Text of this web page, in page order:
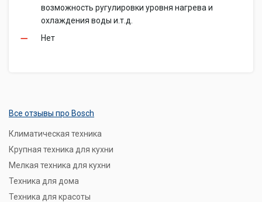
возможность ругулировки уровня нагрева и
охлаждения воды и.т.д.
Нет
Все отзывы про Bosch
Климатическая техника
Крупная техника для кухни
Мелкая техника для кухни
Техника для дома
Техника для красоты